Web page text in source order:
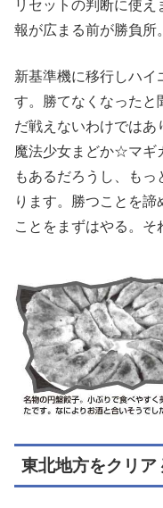
リセットの判断に使
報が広まる前が勝負所
新基準機に移行しハイ
す。勝てなくなったと
だ戦えないわけでは
魔法少女まどか☆マギ
もあるだろうし、も
ります。勝つことを
ことをまずはやる。そ
東北地方をクリ